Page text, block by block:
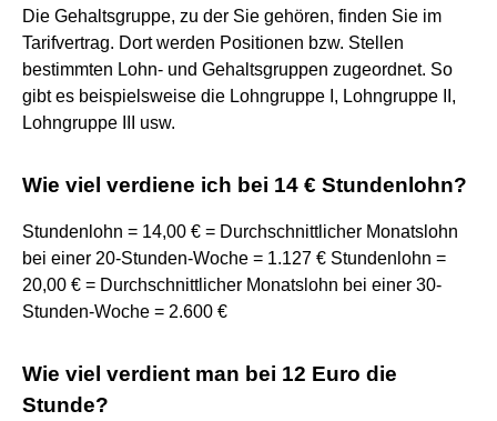
Die Gehaltsgruppe, zu der Sie gehören, finden Sie im
Tarifvertrag. Dort werden Positionen bzw. Stellen
bestimmten Lohn- und Gehaltsgruppen zugeordnet. So
gibt es beispielsweise die Lohngruppe I, Lohngruppe II,
Lohngruppe III usw.
Wie viel verdiene ich bei 14 € Stundenlohn?
Stundenlohn = 14,00 € = Durchschnittlicher Monatslohn
bei einer 20-Stunden-Woche = 1.127 € Stundenlohn =
20,00 € = Durchschnittlicher Monatslohn bei einer 30-
Stunden-Woche = 2.600 €
Wie viel verdient man bei 12 Euro die
Stunde?